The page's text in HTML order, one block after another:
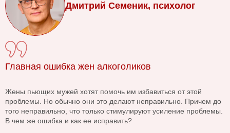
Дмитрий Семеник, психолог
Главная ошибка жен алкоголиков
Жены пьющих мужей хотят помочь им избавиться от этой
проблемы. Но обычно они это делают неправильно. Причем до
того неправильно, что только стимулируют усиление проблемы.
В чем же ошибка и как ее исправить?